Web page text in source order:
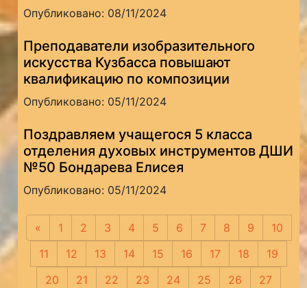
Опубликовано: 08/11/2024
Преподаватели изобразительного
искусства Кузбасса повышают
квалификацию по композиции
Опубликовано: 05/11/2024
Поздравляем учащегося 5 класса
отделения духовых инструментов ДШИ
№50 Бондарева Елисея
Опубликовано: 05/11/2024
« Предыдущая
1 2 3 4 5 6 7 8 9
10
11
12 13 14 15 16 17 18
19
20
21 22 23 24 25 26
27